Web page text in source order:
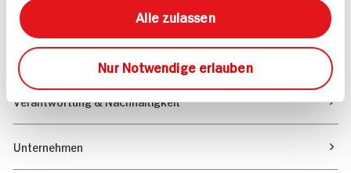
Alle zulassen
Nur Notwendige erlauben
Marktfinder
Unser Magazin
Verantwortung & Nachhaltigkeit
Unternehmen